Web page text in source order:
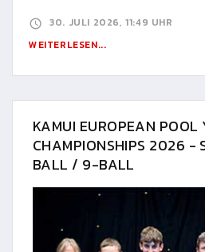
30. JULI 2026, 11:49 UHR
WEITERLESEN...
KAMUI EUROPEAN POOL
CHAMPIONSHIPS 2026 -
BALL / 9-BALL